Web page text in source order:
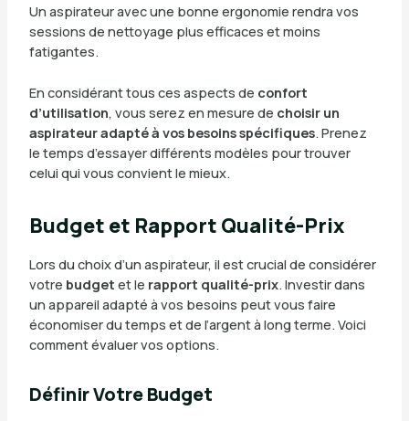
Un aspirateur avec une bonne ergonomie rendra vos
sessions de nettoyage plus efficaces et moins
fatigantes.
En considérant tous ces aspects de confort
d’utilisation, vous serez en mesure de choisir un
aspirateur adapté à vos besoins spécifiques. Prenez
le temps d’essayer différents modèles pour trouver
celui qui vous convient le mieux.
Budget et Rapport Qualité-Prix
Lors du choix d’un aspirateur, il est crucial de considérer
votre budget et le rapport qualité-prix. Investir dans
un appareil adapté à vos besoins peut vous faire
économiser du temps et de l’argent à long terme. Voici
comment évaluer vos options.
Définir Votre Budget